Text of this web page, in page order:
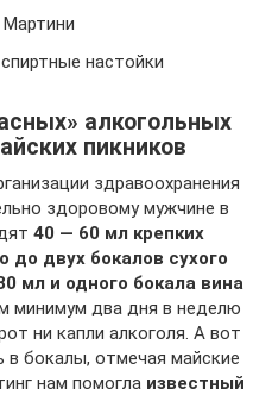
Мартини
настойки
алкогольных
пикников
здравоохранения
здоровому мужчине в
40 — 60 мл крепких
до двух бокалов сухого
мл и одного бокала вина
минимум два дня в неделю
ни капли алкоголя. А вот
в бокалы, отмечая майские
нам помогла известный